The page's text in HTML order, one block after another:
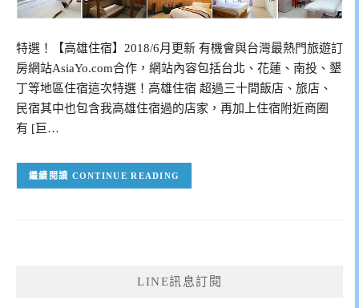
特選！【高雄住宿】2018/6月更新 有機會與台灣最熱門旅遊訂
房網站AsiaYo.com合作，網站內容包括台北、花蓮、南投、墾
丁等地區住宿這次特選！高雄住宿 超過三十間飯店、旅店、
民宿其中也包含我高雄住宿過的店家，再加上住宿附近商圈
有 [巨…
CONTINUE READING
LINE訊息訂閱